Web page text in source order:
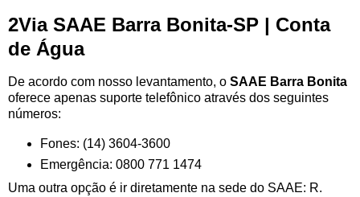
2Via SAAE Barra Bonita-SP | Conta
de Água
De acordo com nosso levantamento, o SAAE Barra Bonita
oferece apenas suporte telefônico através dos seguintes
números:
Fones: (14) 3604-3600
Emergência: 0800 771 1474
Uma outra opção é ir diretamente na sede do SAAE: R.